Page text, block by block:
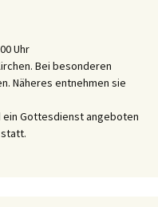
Uhr
Bei besonderen
Näheres entnehmen sie
ein Gottesdienst angeboten